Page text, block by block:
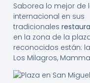
Saborea lo mejor de
internacional en sus
tradicionales
en la zona de la
reconocidos están:
Los Milagros,